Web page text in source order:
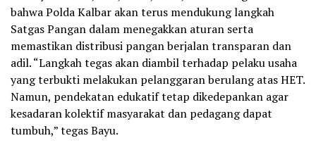
bahwa Polda Kalbar akan terus mendukung langkah
Satgas Pangan dalam menegakkan aturan serta
memastikan distribusi pangan berjalan transparan dan
adil. “Langkah tegas akan diambil terhadap pelaku usaha
yang terbukti melakukan pelanggaran berulang atas HET.
Namun, pendekatan edukatif tetap dikedepankan agar
kesadaran kolektif masyarakat dan pedagang dapat
tumbuh,” tegas Bayu.